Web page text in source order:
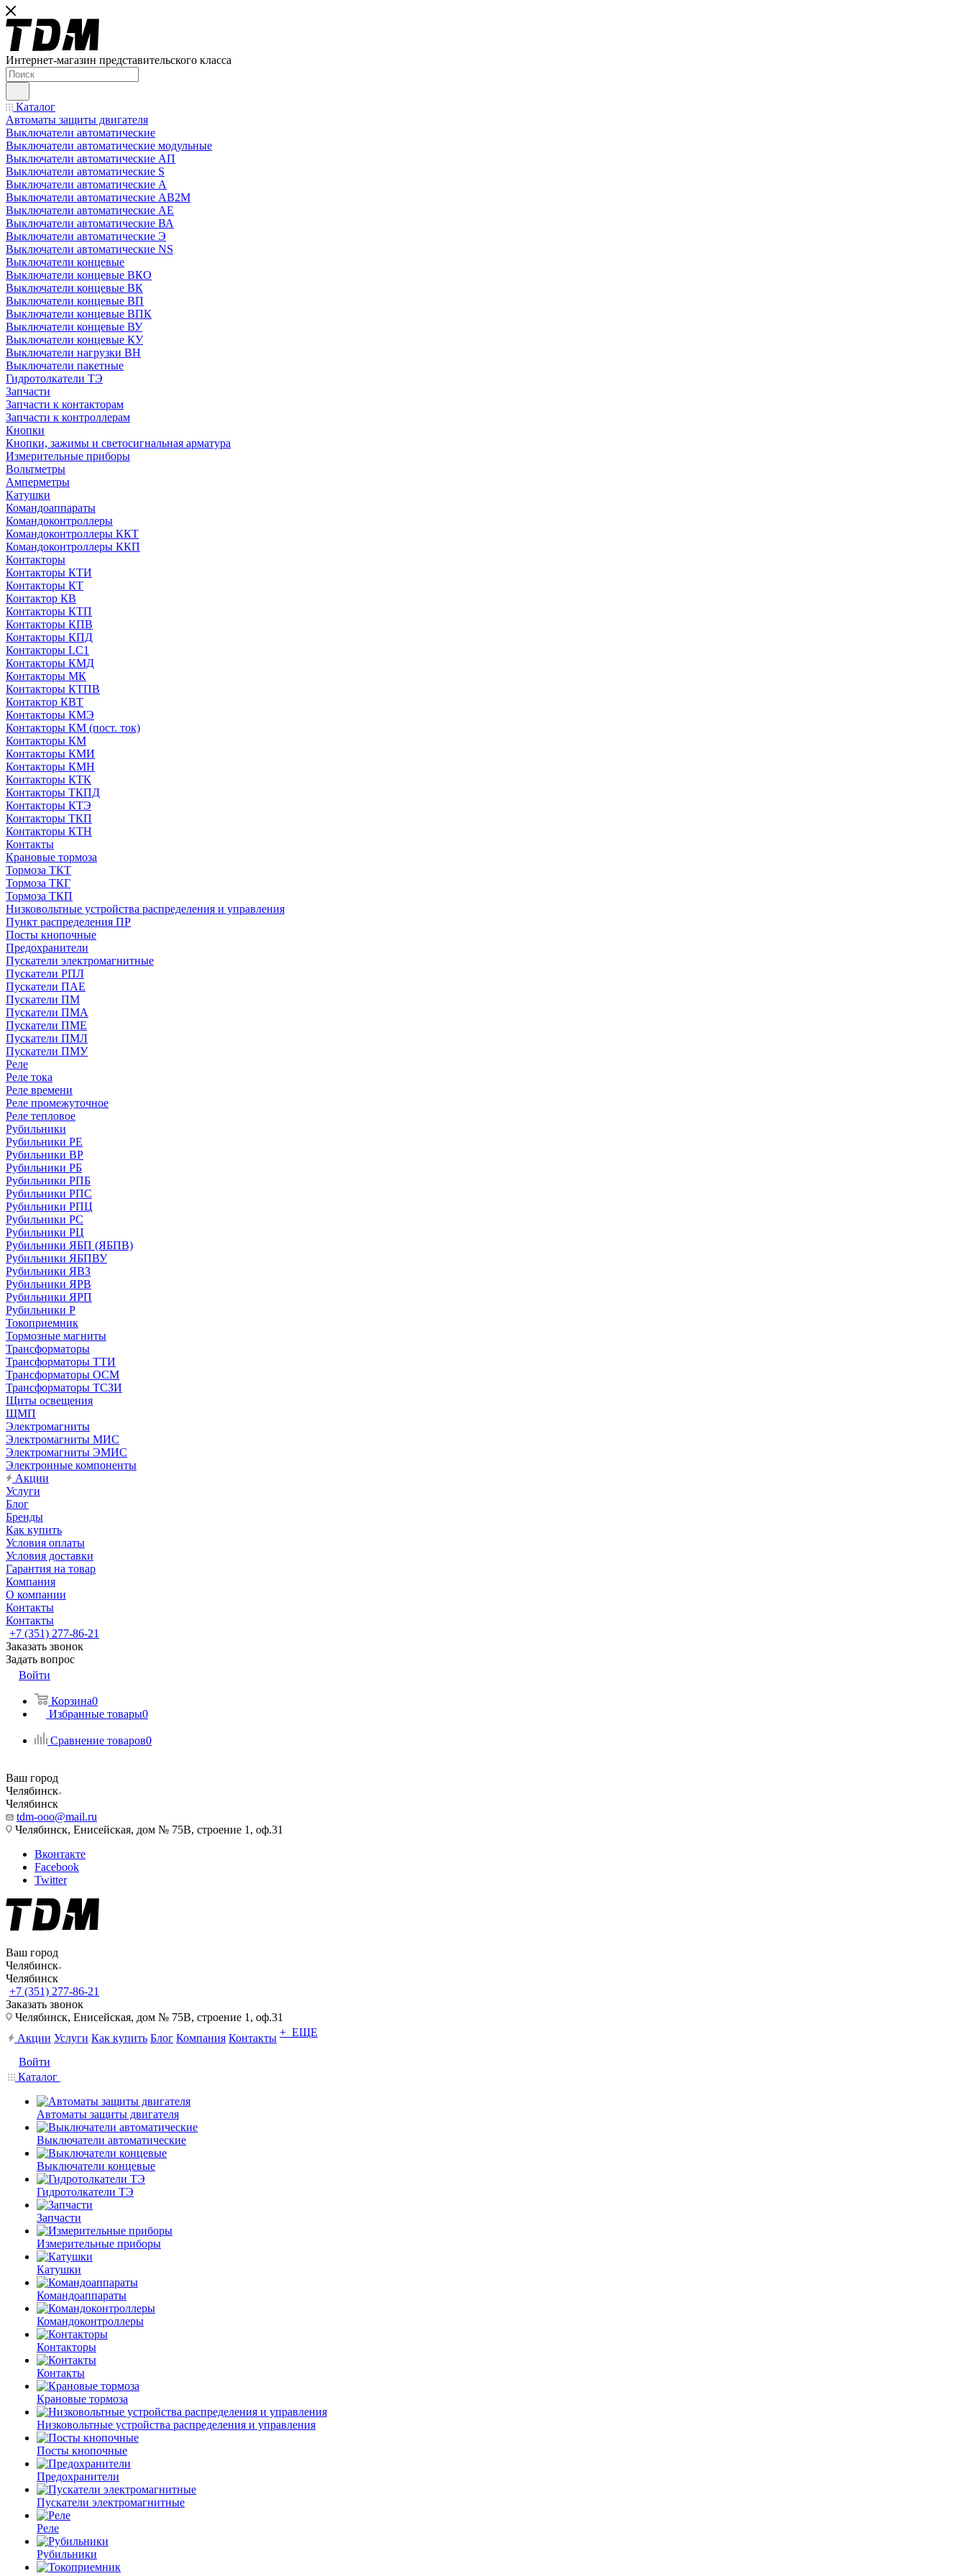
Интернет-магазин представительского класса
Каталог
Автоматы защиты двигателя
Выключатели автоматические
Выключатели автоматические модульные
Выключатели автоматические АП
Выключатели автоматические S
Выключатели автоматические А
Выключатели автоматические АВ2М
Выключатели автоматические АЕ
Выключатели автоматические ВА
Выключатели автоматические Э
Выключатели автоматические NS
Выключатели концевые
Выключатели концевые ВКО
Выключатели концевые ВК
Выключатели концевые ВП
Выключатели концевые ВПК
Выключатели концевые ВУ
Выключатели концевые КУ
Выключатели нагрузки ВН
Выключатели пакетные
Гидротолкатели ТЭ
Запчасти
Запчасти к контакторам
Запчасти к контроллерам
Кнопки
Кнопки, зажимы и светосигнальная арматура
Измерительные приборы
Вольтметры
Амперметры
Катушки
Командоаппараты
Командоконтроллеры
Командоконтроллеры ККТ
Командоконтроллеры ККП
Контакторы
Контакторы КТИ
Контакторы КТ
Контактор КВ
Контакторы КТП
Контакторы КПВ
Контакторы КПД
Контакторы LC1
Контакторы КМД
Контакторы МК
Контакторы КТПВ
Контактор КВТ
Контакторы КМЭ
Контакторы КМ (пост. ток)
Контакторы КМ
Контакторы КМИ
Контакторы КМН
Контакторы КТК
Контакторы ТКПД
Контакторы КТЭ
Контакторы ТКП
Контакторы КТН
Контакты
Крановые тормоза
Тормоза ТКТ
Тормоза ТКГ
Тормоза ТКП
Низковольтные устройства распределения и управления
Пункт распределения ПР
Посты кнопочные
Предохранители
Пускатели электромагнитные
Пускатели РПЛ
Пускатели ПАЕ
Пускатели ПМ
Пускатели ПМА
Пускатели ПМЕ
Пускатели ПМЛ
Пускатели ПМУ
Реле
Реле тока
Реле времени
Реле промежуточное
Реле тепловое
Рубильники
Рубильники РЕ
Рубильники ВР
Рубильники РБ
Рубильники РПБ
Рубильники РПС
Рубильники РПЦ
Рубильники РС
Рубильники РЦ
Рубильники ЯБП (ЯБПВ)
Рубильники ЯБПВУ
Рубильники ЯВЗ
Рубильники ЯРВ
Рубильники ЯРП
Рубильники Р
Токоприемник
Тормозные магниты
Трансформаторы
Трансформаторы ТТИ
Трансформаторы ОСМ
Трансформаторы ТСЗИ
Щиты освещения
ЩМП
Электромагниты
Электромагниты МИС
Электромагниты ЭМИС
Электронные компоненты
Акции
Услуги
Блог
Бренды
Как купить
Условия оплаты
Условия доставки
Гарантия на товар
Компания
О компании
Контакты
Контакты
+7 (351) 277-86-21
Заказать звонок
Задать вопрос
Войти
Корзина0
Избранные товары0
Сравнение товаров0
Ваш город
Челябинск
Челябинск
tdm-ooo@mail.ru
Челябинск, Енисейская, дом № 75В, строение 1, оф.31
Вконтакте
Facebook
Twitter
Ваш город
Челябинск
Челябинск
+7 (351) 277-86-21
Заказать звонок
Челябинск, Енисейская, дом № 75В, строение 1, оф.31
Акции Услуги Как купить Блог Компания Контакты + ЕЩЕ
Войти
Каталог
Автоматы защиты двигателя
Выключатели автоматические
Выключатели концевые
Гидротолкатели ТЭ
Запчасти
Измерительные приборы
Катушки
Командоаппараты
Командоконтроллеры
Контакторы
Контакты
Крановые тормоза
Низковольтные устройства распределения и управления
Посты кнопочные
Предохранители
Пускатели электромагнитные
Реле
Рубильники